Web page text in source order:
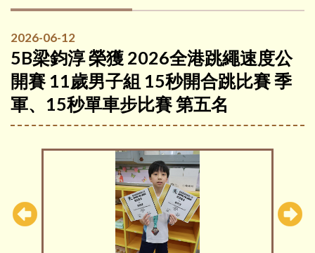
2026-06-12
5B梁鈞淳 榮獲 2026全港跳繩速度公
開賽 11歲男子組 15秒開合跳比賽 季
軍、15秒單車步比賽 第五名